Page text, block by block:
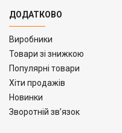
ДОДАТКОВО
Виробники
Товари зі знижкою
Популярні товари
Хіти продажів
Новинки
Зворотній зв’язок